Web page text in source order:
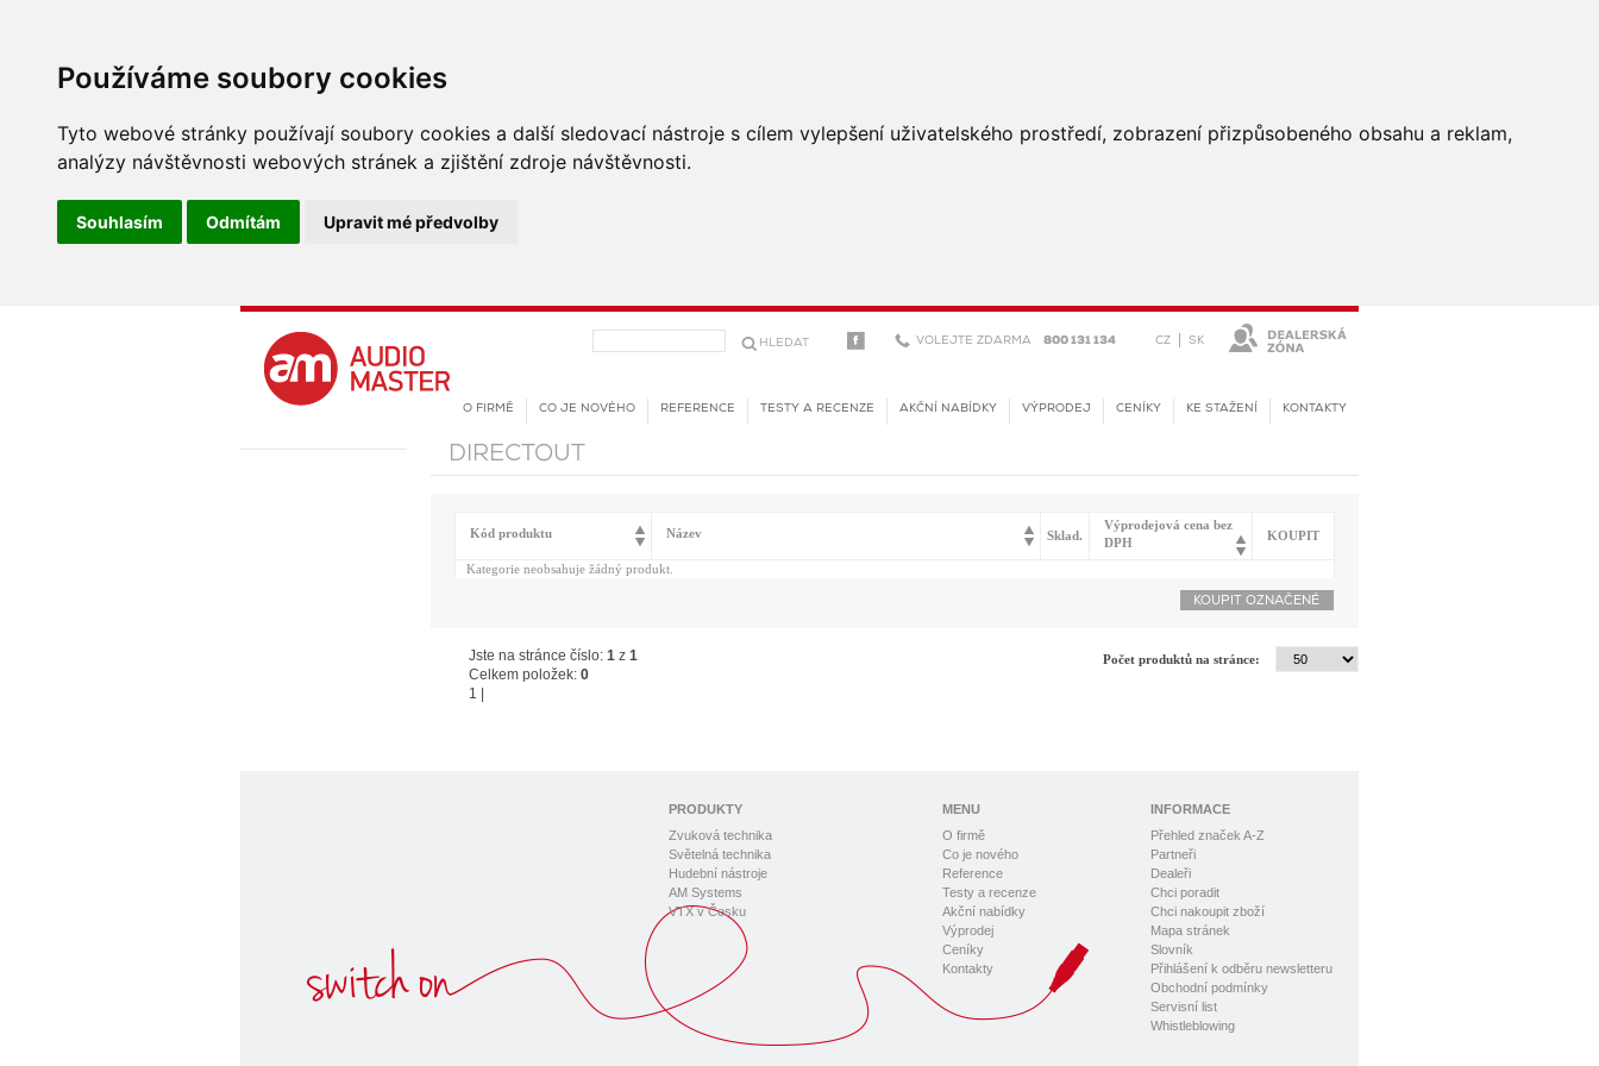
Používáme soubory cookies
Tyto webové stránky používají soubory cookies a další sledovací nástroje s cílem vylepšení uživatelského prostředí, zobrazení přizpůsobeného obsahu a reklam,
analýzy návštěvnosti webových stránek a zjištění zdroje návštěvnosti.
Souhlasím Odmítám Upravit mé předvolby
VOLEJTE ZDARMA 800 131 134 CZ SK
DIRECTOUT
Kód produktu Název Sklad.
Výprodejová cena bez
DPH
KOUPIT
Kategorie neobsahuje žádný produkt.
Počet produktů na stránce:
Jste na stránce číslo: 1 z 1
Celkem položek: 0
1
KONTAKTY
KE STAŽENÍ
CENÍKY
VÝPRODEJ
AKČNÍ NABÍDKY
TESTY A RECENZE
REFERENCE
CO JE NOVÉHO
O FIRMĚ
PRODUKTY
Zvuková technika
Světelná technika
Hudební nástroje
AM Systems
VTX v Česku
MENU
O firmě
Co je nového
Reference
Testy a recenze
Akční nabídky
Výprodej
Ceníky
Kontakty
INFORMACE
Přehled značek A-Z
Partneři
Dealeři
Chci poradit
Chci nakoupit zboží
Mapa stránek
Slovník
Přihlášení k odběru newsletteru
Obchodní podmínky
Servisní list
Whistleblowing